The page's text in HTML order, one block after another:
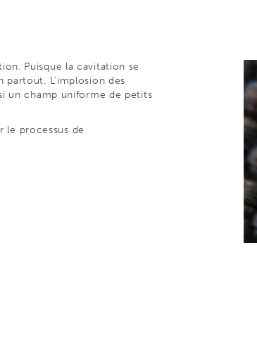
Puisque la cavitation se
partout. L'implosion des
un champ uniforme de petits
le processus de